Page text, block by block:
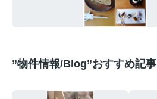
”物件情報/Blog”おすすめ記事